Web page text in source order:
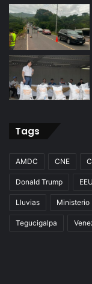
Tags
AMDC CNE
Donald Trump
Lluvias Ministerio
Tegucigalpa